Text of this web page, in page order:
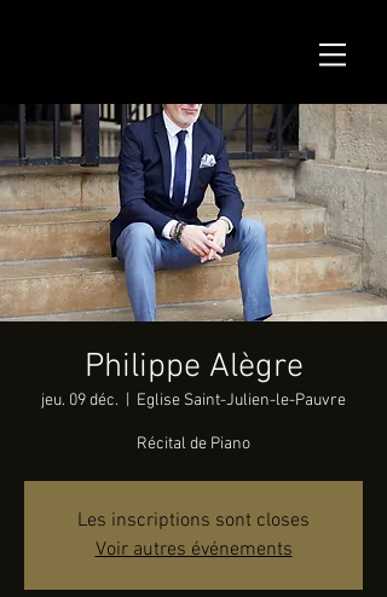
Philippe Alègre
jeu. 09 déc. Eglise Saint-Julien-le-Pauvre
Récital de Piano
Les inscriptions sont closes
Voir autres événements